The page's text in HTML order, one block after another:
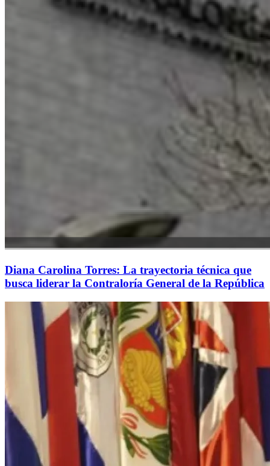
Diana Carolina Torres: La trayectoria técnica que
busca liderar la Contraloría General de la República